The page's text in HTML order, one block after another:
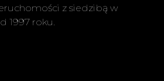
z siedzibą w
1997 roku.